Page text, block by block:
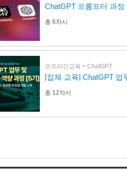
ChatGPT 프롬프터 과
총 6차시
오프라인교육 > ChatGPT
총 12차시